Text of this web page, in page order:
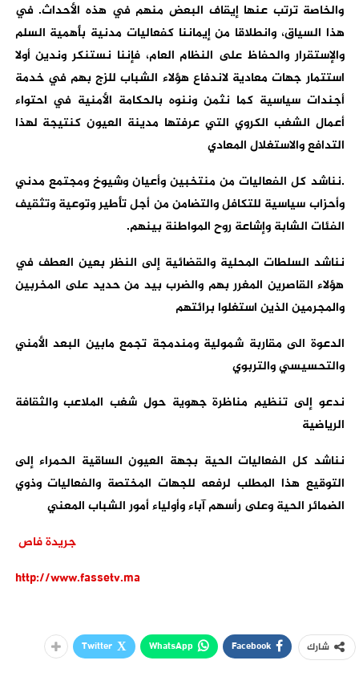
والخاصة ترتب عنها إيقاف البعض منهم في هذه الأحداث. في
هذا السياق، وانطلاقا من إيماننا كفعاليات مدنية بأهمية السلم
والإستقرار والحفاظ على النظام العام، فإننا نستنكر وندين أولا
استتمار جهات معادية لاندفاع هؤلاء الشباب للزج بهم في خدمة
أجندات سياسية كما نثمن وننوه بالحكامة الأمنية في احتواء
أعمال الشغب الكروي التي عرفتها مدينة العيون كنتيجة لهذا
التدافع والاستغلال المعادي
.نناشد كل الفعاليات من منتخبين وأعيان وشيوخ ومجتمع مدني
وأحزاب سياسية للتكافل والتضامن من أجل تأطير وتوعية وتثقيف
الفئات الشابة وإشاعة روح المواطنة بينهم.
نناشد السلطات المحلية والقضائية إلى النظر بعين العطف في
هؤلاء القاصرين المغرر بهم والضرب بيد من حديد على المخربين
والمجرمين الذين استغلوا برائتهم
الدعوة الى مقاربة شمولية ومندمجة تجمع مابين البعد الأمني
والتحسيسي والتربوي
ندعو إلى تنظيم مناظرة جهوية حول شغب الملاعب والثقافة
الرياضية
نناشد كل الفعاليات الحية بجهة العيون الساقية الحمراء إلى
التوقيع هذا المطلب لرفعه للجهات المختصة والفعاليات وذوي
الضمائر الحية وعلى رأسهم آباء وأولياء أمور الشباب المعني
جريدة فاص
http://www.fassetv.ma
شارك Facebook
WhatsApp
Twitter